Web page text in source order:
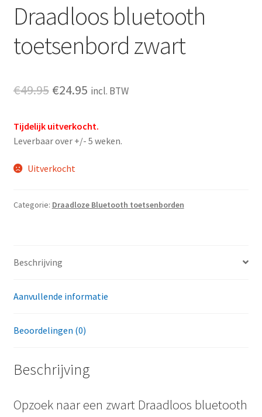
Draadloos bluetooth
toetsenbord zwart
€49.95 Oorspronkelijke
was:
€24.95Huidige
is:
incl. BTW
Tijdelijk uitverkocht.
Leverbaar over +/- 5 weken.
Uitverkocht
Categorie: Draadloze Bluetooth toetsenborden
Beschrijving
Aanvullende informatie
Beoordelingen (0)
Beschrijving
Opzoek naar een zwart Draadloos bluetooth